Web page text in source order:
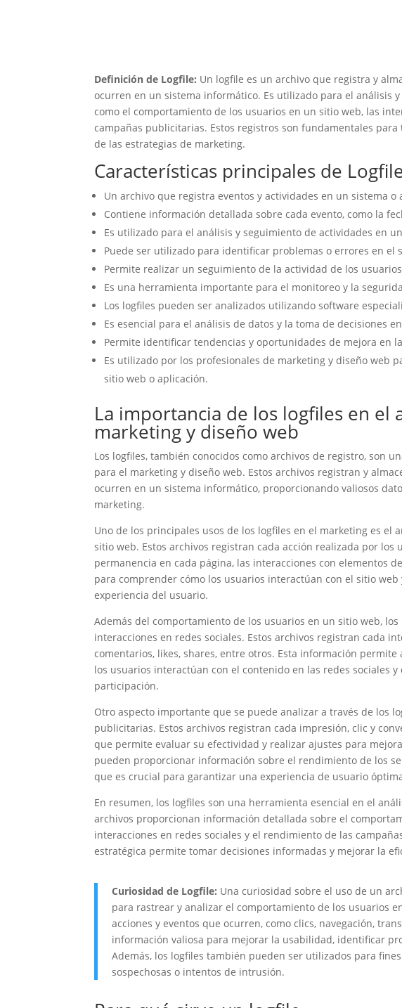
Definición de Logfile: Un logfile es un archivo que registra y
ocurren en un sistema informático. Es utilizado para el análisis
como el comportamiento de los usuarios en un sitio web, las
campañas publicitarias. Estos registros son fundamentales
de las estrategias de marketing.
Características principales de
Un archivo que registra eventos y actividades en un sistema o
Contiene información detallada sobre cada evento, como la
Es utilizado para el análisis y seguimiento de actividades en
Puede ser utilizado para identificar problemas o errores en el
Permite realizar un seguimiento de la actividad de los
Es una herramienta importante para el monitoreo y la
Los logfiles pueden ser analizados utilizando software
Es esencial para el análisis de datos y la toma de decisiones
Permite identificar tendencias y oportunidades de mejora en
Es utilizado por los profesionales de marketing y diseño web
sitio web o aplicación.
La importancia de los logfiles en el
marketing y diseño web
Los logfiles, también conocidos como archivos de registro, son
para el marketing y diseño web. Estos archivos registran y
ocurren en un sistema informático, proporcionando valiosos
marketing.
Uno de los principales usos de los logfiles en el marketing es el
sitio web. Estos archivos registran cada acción realizada por los
permanencia en cada página, las interacciones con elementos
para comprender cómo los usuarios interactúan con el sitio
experiencia del usuario.
Además del comportamiento de los usuarios en un sitio web,
interacciones en redes sociales. Estos archivos registran cada
comentarios, likes, shares, entre otros. Esta información
los usuarios interactúan con el contenido en las redes sociales
participación.
Otro aspecto importante que se puede analizar a través de los
publicitarias. Estos archivos registran cada impresión, clic y
que permite evaluar su efectividad y realizar ajustes para
pueden proporcionar información sobre el rendimiento de los
que es crucial para garantizar una experiencia de usuario
En resumen, los logfiles son una herramienta esencial en el
archivos proporcionan información detallada sobre el
interacciones en redes sociales y el rendimiento de las
estratégica permite tomar decisiones informadas y mejorar la
Curiosidad de Logfile: Una curiosidad sobre el uso de un
para rastrear y analizar el comportamiento de los usuarios
acciones y eventos que ocurren, como clics, navegación,
información valiosa para mejorar la usabilidad, identificar
Además, los logfiles también pueden ser utilizados para
sospechosas o intentos de intrusión.